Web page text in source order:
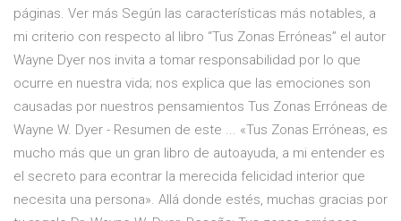
páginas. Ver más Según las características más notables, a
mi criterio con respecto al libro “Tus Zonas Erróneas” el autor
Wayne Dyer nos invita a tomar responsabilidad por lo que
ocurre en nuestra vida; nos explica que las emociones son
causadas por nuestros pensamientos Tus Zonas Erróneas de
Wayne W. Dyer - Resumen de este ... «Tus Zonas Erróneas, es
mucho más que un gran libro de autoayuda, a mi entender es
el secreto para econtrar la merecida felicidad interior que
necesita una persona». Allá donde estés, muchas gracias por